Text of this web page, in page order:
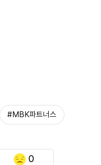
#MBK파트너스
0